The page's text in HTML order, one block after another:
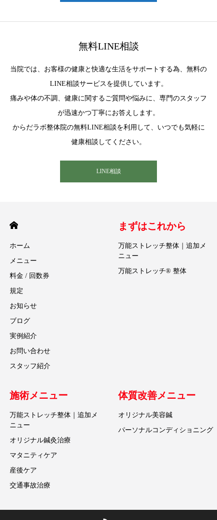
無料LINE相談
当院では、お客様の健康と快適な生活をサポートする為、無料の
LINE相談サービスを提供しています。
痛みや体の不調、健康に関するご質問や悩みに、専門のスタッフ
が迅速かつ丁寧にお答えします。
からだラボ整体院の無料LINE相談を利用して、いつでも気軽に
健康相談してください。
LINE相談
ホーム
メニュー
料金 / 回数券
規定
お知らせ
ブログ
実例紹介
お問い合わせ
スタッフ紹介
まずはこれから
万能ストレッチ整体｜追加メ
ニュー
万能ストレッチ® 整体
施術メニュー
万能ストレッチ整体｜追加メ
ニュー
オリジナル鍼灸治療
マタニティケア
産後ケア
交通事故治療
体質改善メニュー
オリジナル美容鍼
パーソナルコンディショニング